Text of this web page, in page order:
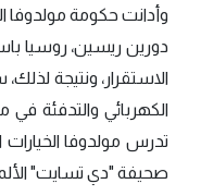
وأدانت حكومة مولدوفا
دورين ريسين، روسيا
الاستقرار، ونتيجة لذلك،
الكهربائي والتدفئة
تدرس مولدوفا الخيارات
صحيفة "دي تسايت"